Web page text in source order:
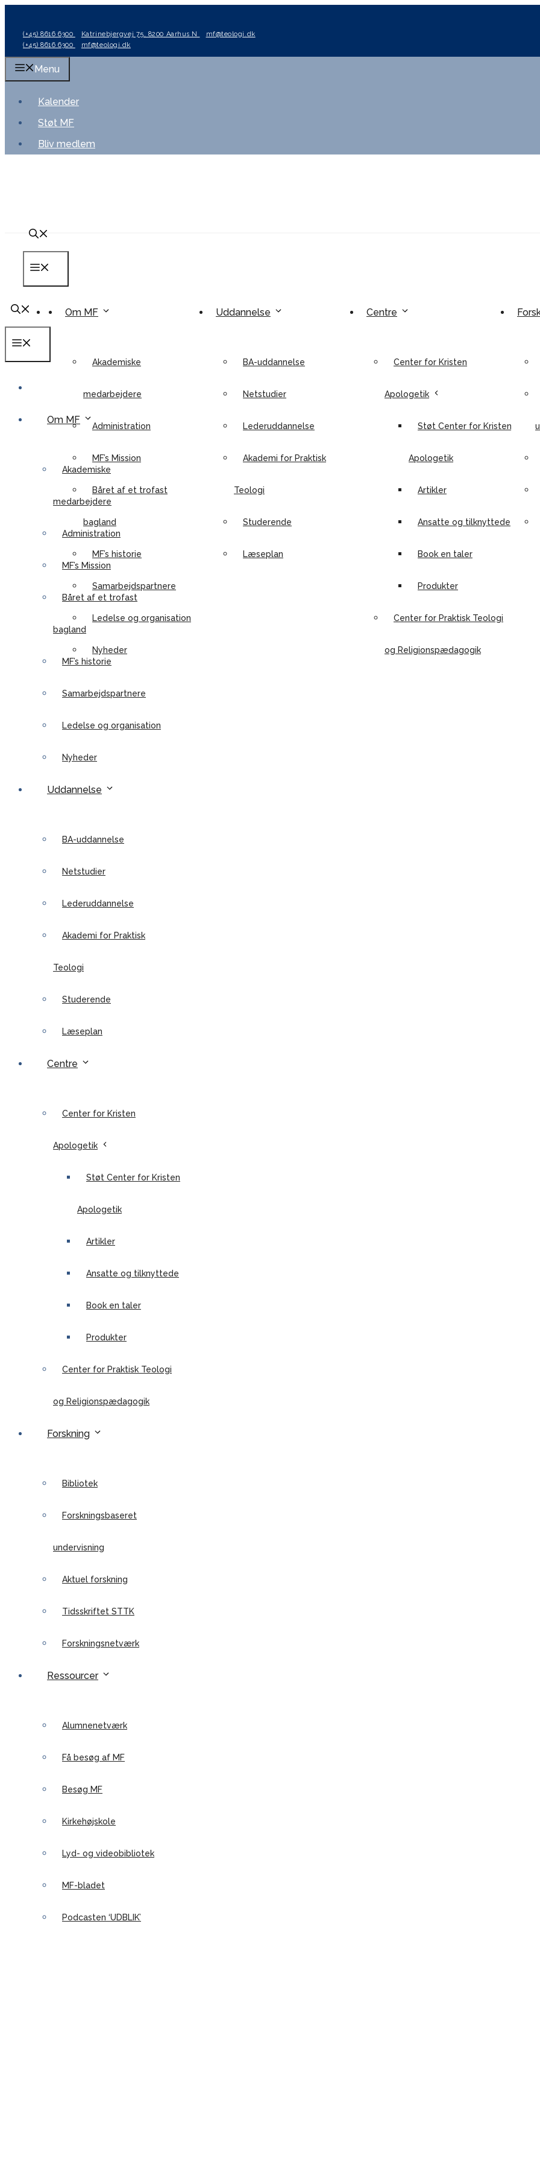
indhold
(+45) 8616 6300 Katrinebjergvej 75, 8200 Aarhus N
mf@teologi.dk
(+45) 8616 6300
mf@teologi.dk
Menu
Kalender
Støt MF
Bliv medlem
Om MF
Akademiske
medarbejdere
Administration
MF’s Mission
Båret af et trofast
bagland
MF’s historie
Samarbejdspartnere
Ledelse og organisation
Nyheder
Uddannelse
BA-uddannelse
Netstudier
Lederuddannelse
Akademi for Praktisk
Teologi
Studerende
Læseplan
Centre
Center for Kristen
Apologetik
Støt Center for Kristen
Apologetik
Artikler
Ansatte og tilknyttede
Book en taler
Produkter
Center for Praktisk Teologi
og Religionspædagogik
Om MF
Akademiske
medarbejdere
Administration
MF’s Mission
Båret af et trofast
bagland
MF’s historie
Samarbejdspartnere
Ledelse og organisation
Nyheder
Uddannelse
BA-uddannelse
Netstudier
Lederuddannelse
Akademi for Praktisk
Teologi
Studerende
Læseplan
Centre
Center for Kristen
Apologetik
Støt Center for Kristen
Apologetik
Artikler
Ansatte og tilknyttede
Book en taler
Produkter
Center for Praktisk Teologi
og Religionspædagogik
Forskning
Bibliotek
Forskningsbaseret
undervisning
Aktuel forskning
Tidsskriftet STTK
Forskningsnetværk
Ressourcer
Alumnenetværk
Få besøg af MF
Besøg MF
Kirkehøjskole
Lyd- og videobibliotek
MF-bladet
Podcasten ‘UDBLIK’